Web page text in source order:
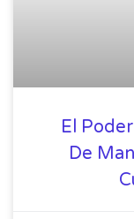
El
De